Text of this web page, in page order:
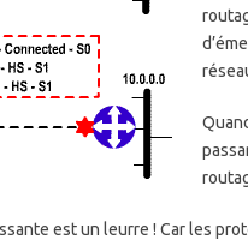
est un leurre ! Car les